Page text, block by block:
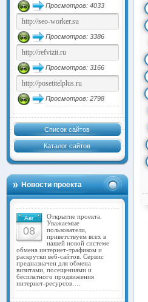
Просмотров: 4033
Просмотров: 3386
Просмотров: 3166
Просмотров: 2798
Список сайтов
Каталог сайтов
Новости проекта
Авг
08
Открытие проекта.
Уважаемые
пользователи,
приветствуем всех в
нашей новой системе
обмена интернет-трафиком и
раскрутки веб-сайтов. Сервис
предназначен для обмена
визитами, посещениями и
бесплатного продвижения
интернет-ресурсов.…